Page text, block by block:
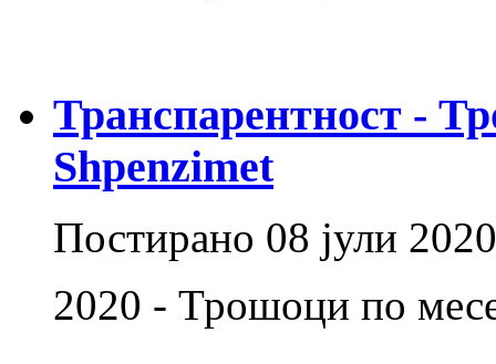
Транспарентност -
Shpenzimet
Постирано 08 јули 2020
2020 - Трошоци по